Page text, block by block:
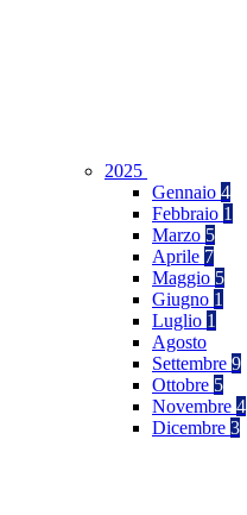
2025
Gennaio 4
Febbraio 1
Marzo 5
Aprile 7
Maggio 5
Giugno 1
Luglio 1
Agosto
Settembre 9
Ottobre 5
Novembre 4
Dicembre 3